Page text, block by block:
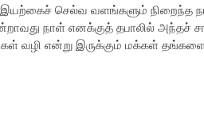
செல்வ வளங்களும் நிறைந்த
நாள் எனக்குத் தபாலில் அந்தச்
வழி என்று இருக்கும் மக்கள்